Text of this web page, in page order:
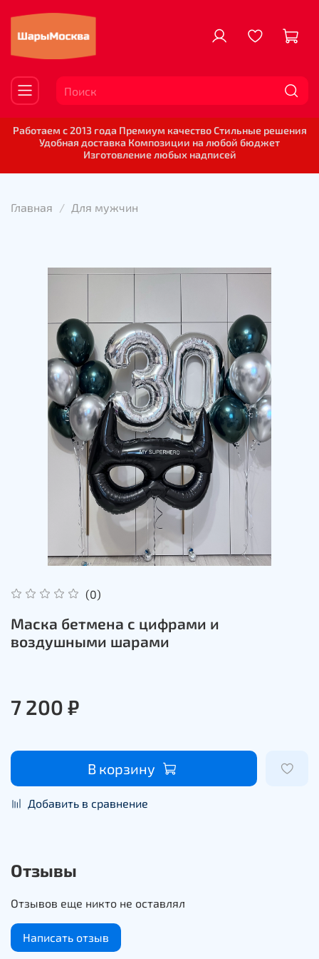
Работаем с 2013 года Премиум качество Стильные решения
Удобная доставка Композиции на любой бюджет
Изготовление любых надписей
Главная Для мужчин
(0)
Маска бетмена с цифрами и
воздушными шарами
7 200 ₽
В корзину
Добавить в сравнение
Отзывы
Отзывов еще никто не оставлял
Написать отзыв